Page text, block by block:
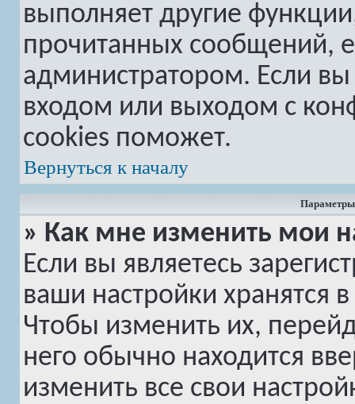
выполняет другие
прочитанных сообщений,
администратором. Если
входом или выходом с
cookies поможет.
Вернуться к началу
Параметры
» Как мне изменить мои
Если вы являетесь
ваши настройки хранятся
Чтобы изменить их,
него обычно находится
изменить все свои